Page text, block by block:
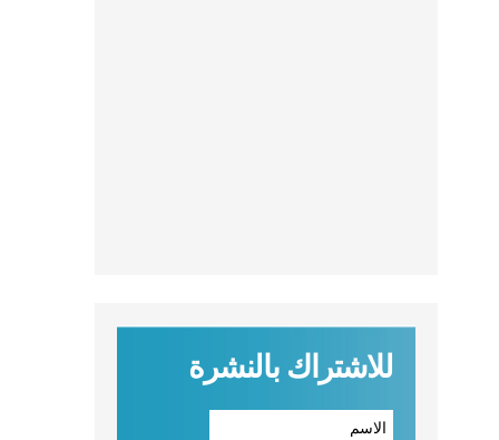
للاشتراك بالنشرة